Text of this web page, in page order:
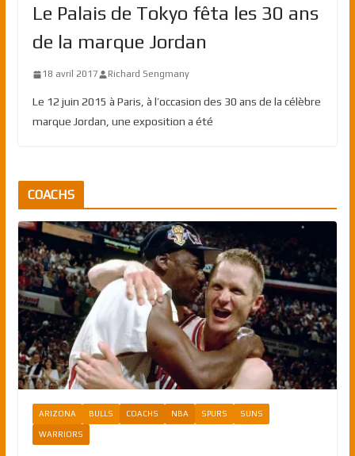
Le Palais de Tokyo fêta les 30 ans
de la marque Jordan
18 avril 2017 Richard Sengmany
Le 12 juin 2015 à Paris, à l’occasion des 30 ans de la célèbre
marque Jordan, une exposition a été
COACHS
ARIZONA BULLS COACHS NBA SPURS SUNS
WARRIORS